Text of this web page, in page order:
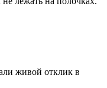
живой отклик в